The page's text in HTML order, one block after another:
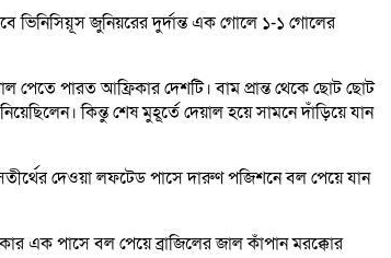
ভিনিসিয়ূস জুনিয়রের দুর্দান্ত এক গোলে ১-১ গোলের
পেতে পারত আফ্রিকার দেশটি। বাম প্রান্ত থেকে ছোট ছোট
কিন্তু শেষ মুহূর্তে দেয়াল হয়ে সামনে দাঁড়িয়ে যান
দেওয়া লফটেড পাসে দারুণ পজিশনে বল পেয়ে যান
এক পাসে বল পেয়ে ব্রাজিলের জাল কাঁপান মরক্কোর